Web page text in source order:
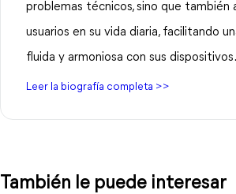
problemas técnicos, sino que también
usuarios en su vida diaria, facilitando
fluida y armoniosa con sus dispositivos.
Leer la biografía completa >>
También le puede interesar